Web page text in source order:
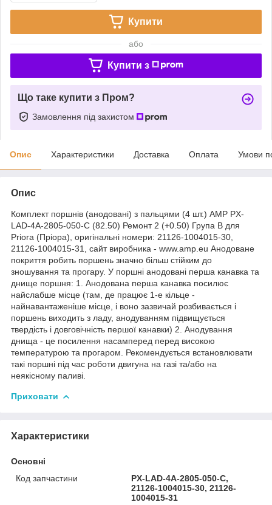
Купити
або
Купити з
Що таке купити з Пром?
Замовлення під захистом
Опис Характеристики Доставка Оплата Умови
Опис
Комплект поршнів (анодовані) з пальцями (4 шт.) AMP PX-
LAD-4A-2805-050-C (82.50) Ремонт 2 (+0.50) Група B для
Priora (Пріора), оригінальні номери: 21126-1004015-30,
21126-1004015-31, сайт виробника - www.amp.eu Анодоване
покриття робить поршень значно більш стійким до
зношування та прогару. У поршні анодовані перша канавка та
днище поршня: 1. Анодована перша канавка посилює
найслабше місце (там, де працює 1-е кільце -
найнавантаженіше місце, і воно зазвичай розбивається і
поршень виходить з ладу, анодуванням підвищується
твердість і довговічність першої канавки) 2. Анодування
днища - це посилення насамперед перед високою
температурою та прогаром. Рекомендується встановлювати
такі поршні під час роботи двигуна на газі та/або на
неякісному паливі.
Приховати
Характеристики
Основні
Код запчастини
PX-LAD-4A-2805-050-C,
21126-1004015-30, 21126-
1004015-31